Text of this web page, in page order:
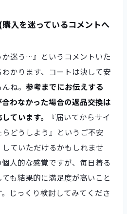
入を迷っているコメントへ
か迷う…』というコメントいた
かります、コートは決して安
ね。 参考までにお伝えする
わなかった場合の返品交換は
ています。
『届いてからサイ
どうしよう』というご不安
ていただけるかもしれませ
人的な感覚ですが、毎日着る
も結果的に満足度が高いこと
じっくり検討してみてくださ